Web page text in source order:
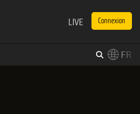
LIVE Connexion
FR